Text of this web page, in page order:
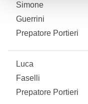
Simone
Guerrini
Prepatore Portieri
Luca
Faselli
Prepatore Portieri